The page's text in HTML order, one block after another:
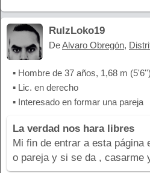
RulzLoko19
DeAlvaro Obregón,
▪ Hombre de 37 años, 1,68 m (5'6'')
▪ Lic. en derecho
▪ Interesado en formar una pareja
La verdad nos hara libres
Mi fin de entrar a esta página
o pareja y si se da , casarme